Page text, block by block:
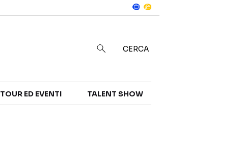
CERCA
TOUR ED EVENTI TALENT SHOW